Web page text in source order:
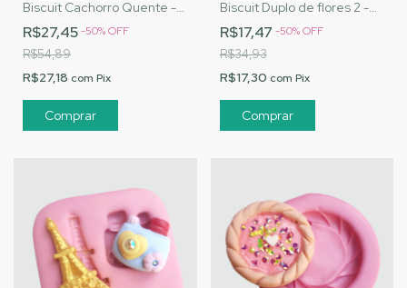
Biscuit Cachorro Quente -
MJ Artesanatos |Cód. 1522
R$27,45-50%OFF
R$54,89
R$27,18 com Pix
Biscuit Duplo de flores 2 -
MJ Artesanatos |Cód. 1528
R$17,47 -50%OFF
R$34,93
R$17,30 com Pix